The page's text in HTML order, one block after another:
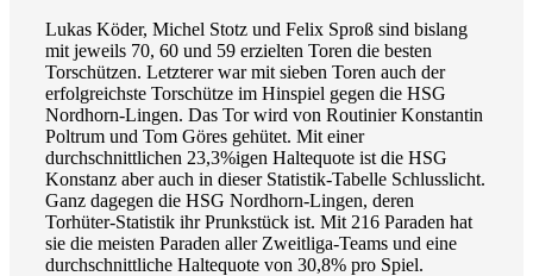
Lukas Köder, Michel Stotz und Felix Sproß sind bislang
mit jeweils 70, 60 und 59 erzielten Toren die besten
Torschützen. Letzterer war mit sieben Toren auch der
erfolgreichste Torschütze im Hinspiel gegen die HSG
Nordhorn-Lingen. Das Tor wird von Routinier Konstantin
Poltrum und Tom Göres gehütet. Mit einer
durchschnittlichen 23,3%igen Haltequote ist die HSG
Konstanz aber auch in dieser Statistik-Tabelle Schlusslicht.
Ganz dagegen die HSG Nordhorn-Lingen, deren
Torhüter-Statistik ihr Prunkstück ist. Mit 216 Paraden hat
sie die meisten Paraden aller Zweitliga-Teams und eine
durchschnittliche Haltequote von 30,8% pro Spiel.